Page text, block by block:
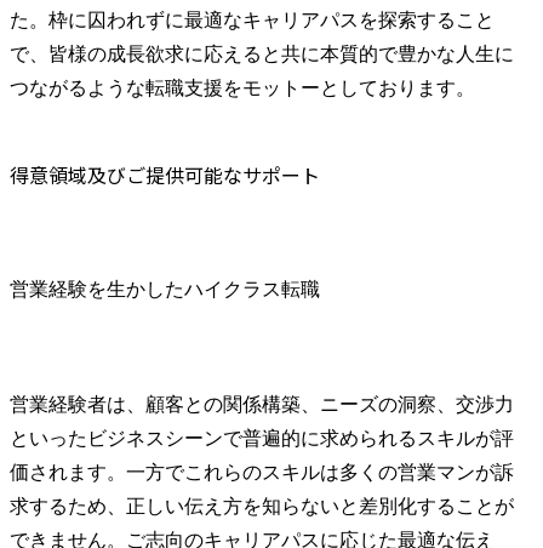
た。枠に囚われずに最適なキャリアパスを探索すること
で、皆様の成長欲求に応えると共に本質的で豊かな人生に
つながるような転職支援をモットーとしております。
得意領域及びご提供可能なサポート
営業経験を生かしたハイクラス転職
営業経験者は、顧客との関係構築、ニーズの洞察、交渉力
といったビジネスシーンで普遍的に求められるスキルが評
価されます。一方でこれらのスキルは多くの営業マンが訴
求するため、正しい伝え方を知らないと差別化することが
できません。ご志向のキャリアパスに応じた最適な伝え